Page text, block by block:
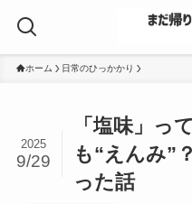
ホーム 日常のひっかかり
「塩味」っ
も“えんみ”
った話
2025
9/29